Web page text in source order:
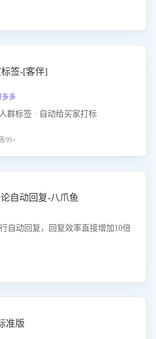
签-[客伴]
多
群标签 · 自动给买家打标
99+
自动回复-八爪鱼
自动回复，回复效率直接增加10倍
准版